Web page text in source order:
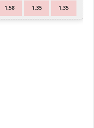
1.58 1.35 1.35